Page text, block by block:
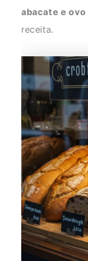
abacate e ovo
receita.